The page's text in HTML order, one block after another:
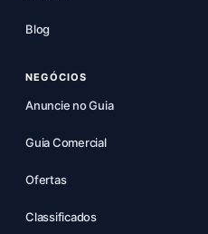
Blog
NEGÓCIOS
Anuncie no Guia
Guia Comercial
Ofertas
Classificados